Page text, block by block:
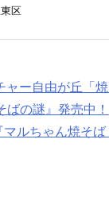
区
ャー自由が丘「
の謎』発売中！
ルちゃん焼そ